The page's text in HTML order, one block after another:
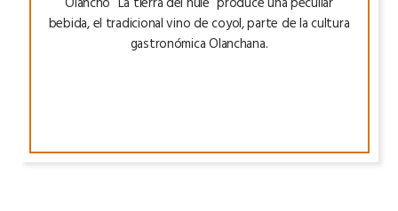
bebida, el tradicional vino de coyol, parte de la cultura
gastronómica Olanchana.